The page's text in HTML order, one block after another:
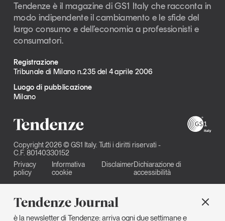
Tendenze Journal
è la newsletter di Tendenze: arriva ogni due settimane e
Tendenze è il magazine di GS1 Italy che racconta in
modo indipendente il cambiamento e le sfide del
largo consumo e dell’economia a professionisti e
consumatori.
Registrazione
Tribunale di Milano n.235 del 4 aprile 2006
Luogo di pubblicazione
Milano
Copyright 2026 © GS1 Italy. Tutti i diritti riservati -
C.F. 80140330152
Privacy
policy
Informativa
cookie
DisclaimerDichiarazione di
accessibilità